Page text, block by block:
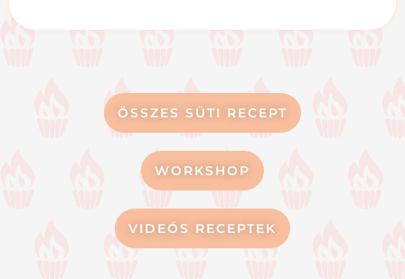
ÖSSZES SÜTI RECEPT
WORKSHOP
VIDEÓS RECEPTEK